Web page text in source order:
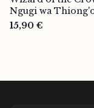
Ngugi wa
15,90 €